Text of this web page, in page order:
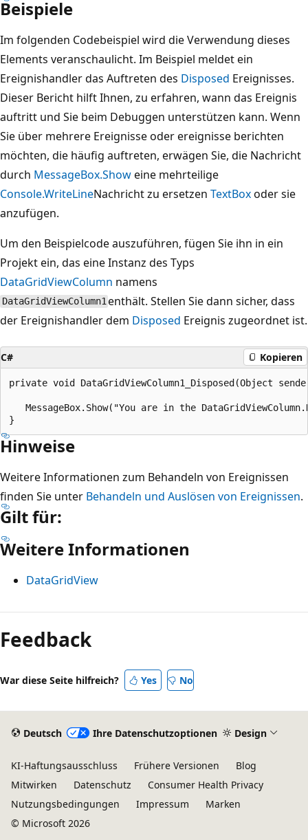
Beispiele
Im folgenden Codebeispiel wird die Verwendung dieses
Elements veranschaulicht. Im Beispiel meldet ein
Ereignishandler das Auftreten des Disposed Ereignisses.
Dieser Bericht hilft Ihnen, zu erfahren, wann das Ereignis
auftritt und Sie beim Debuggen unterstützen kann. Wenn
Sie über mehrere Ereignisse oder ereignisse berichten
möchten, die häufig auftreten, erwägen Sie, die Nachricht
durch MessageBox.Showeine mehrteilige
Console.WriteLineNachricht zu ersetzen TextBoxoder sie
anzufügen.
Um den Beispielcode auszuführen, fügen Sie ihn in ein
Projekt ein, das eine Instanz des Typs
DataGridViewColumn namens
DataGridViewColumn1enthält. Stellen Sie dann sicher, dass
der Ereignishandler dem Disposed Ereignis zugeordnet ist.
C# Kopieren
private void DataGridViewColumn1_Disposed(Object
MessageBox.Show("You are in the
Hinweise
Weitere Informationen zum Behandeln von Ereignissen
finden Sie unter Behandeln und Auslösen von Ereignissen.
Gilt für:
Weitere Informationen
DataGridView
Lesemodus
deaktiviert
Feedback
War diese Seite hilfreich? Yes No
Deutsch Ihre Datenschutzoptionen Design
KI-Haftungsausschluss Frühere Versionen
Blog
Mitwirken
Datenschutz
Consumer Health Privacy
Nutzungsbedingungen
Impressum
Marken
© Microsoft 2026